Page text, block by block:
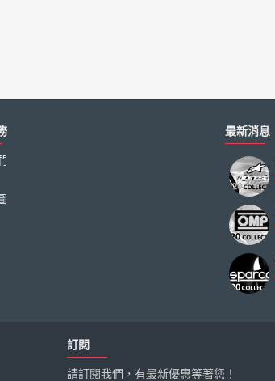
最新消息
訂閱
請訂閱我們，有最新優惠等著您！